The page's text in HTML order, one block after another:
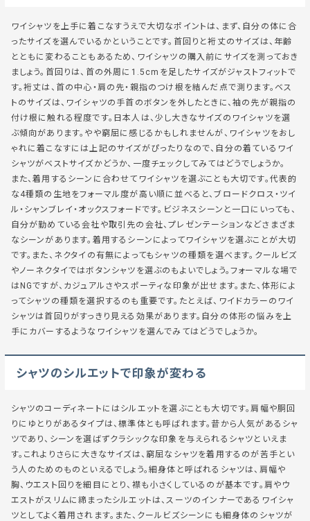
ワイシャツを上手に着こなすうえで大切なポイントは、まず、自分の体に合
ったサイズを選んでいるかということです。首回りと裄丈のサイズは、年齢
とともに変わることもあるため、ワイシャツの購入前にサイズを測っておき
ましょう。首回りは、首の外周に1.5cmを足したサイズがジャストフィットで
す。裄丈は、首の中心・肩の先・親指のつけ根を結んだ点で測ります。ベス
トのサイズは、ワイシャツの手首のボタンを外したときに、袖の先が親指の
付け根に触れる程度です。日本人は、少し大きなサイズのワイシャツを選
ぶ傾向があります。やや窮屈に感じるかもしれませんが、ワイシャツをおし
ゃれに着こなすには上記のサイズがぴったりなので、自分の着ているワイ
シャツがベストサイズかどうか、一度チェックしてみてはどうでしょうか。
また、着用するシーンに合わせてワイシャツを選ぶことも大切です。代表的
な4種類の生地をフォーマル度が高い順に並べると、ブロードクロス・ツイ
ル・シャンブレイ・オックスフォードです。ビジネスシーンと一口にいっても、
自分が勤めている会社や取引先の会社、プレゼンテーションなどさまざま
なシーンがあります。着用するシーンによってワイシャツを選ぶことが大切
です。また、ネクタイの有無によってもシャツの種類を選べます。クールビズ
やノーネクタイではボタンシャツを選ぶのもよいでしょう。フォーマルな場で
はNGですが、カジュアルさやスポーティな印象が出せます。また、体形によ
ってシャツの種類を選択するのも重要です。たとえば、ワイドカラーのワイ
シャツは首回りがすっきり見える効果があります。自分の体形の悩みを上
手にカバーするようなワイシャツを選んでみてはどうでしょうか。
シャツのシルエットで印象が変わる
シャツのコーディネートにはシルエットを選ぶことも大切です。肩幅や胴回
りにゆとりがあるタイプは、標準体とも呼ばれます。昔から人気があるシャ
ツであり、シーンを選ばずクラシックな印象を与えられるシャツといえま
す。これよりさらに大きなサイズは、窮屈なシャツを着用するのが苦手とい
う人のためのものといえるでしょう。細身体と呼ばれるシャツは、肩幅や
胸、ウエスト回りを細目にとり、襟も小さくしているのが基本です。肩やウ
エストがスリムに締まったシルエットは、スーツのインナーであるワイシャ
ツとしてよく着用されます。また、クールビズシーンにも細身体のシャツが